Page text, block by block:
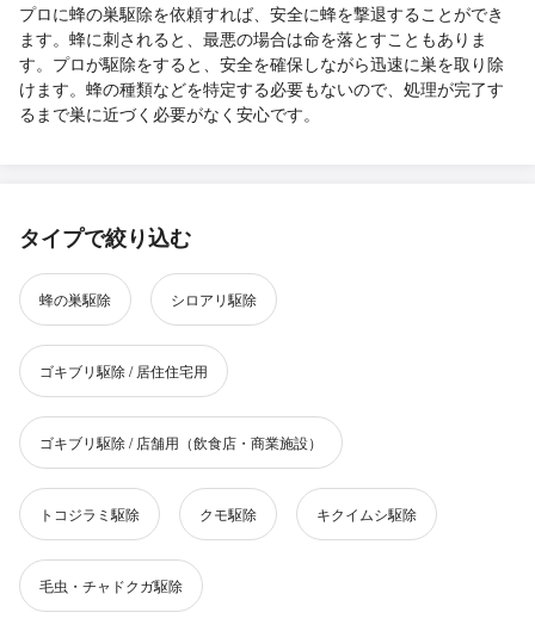
プロに蜂の巣駆除を依頼すれば、安全に蜂を撃退することができ
ます。蜂に刺されると、最悪の場合は命を落とすこともありま
す。プロが駆除をすると、安全を確保しながら迅速に巣を取り除
けます。蜂の種類などを特定する必要もないので、処理が完了す
るまで巣に近づく必要がなく安心です。
タイプで絞り込む
蜂の巣駆除 シロアリ駆除
ゴキブリ駆除 / 居住住宅用
ゴキブリ駆除 / 店舗用（飲食店・商業施設）
トコジラミ駆除 クモ駆除 キクイムシ駆除
毛虫・チャドクガ駆除